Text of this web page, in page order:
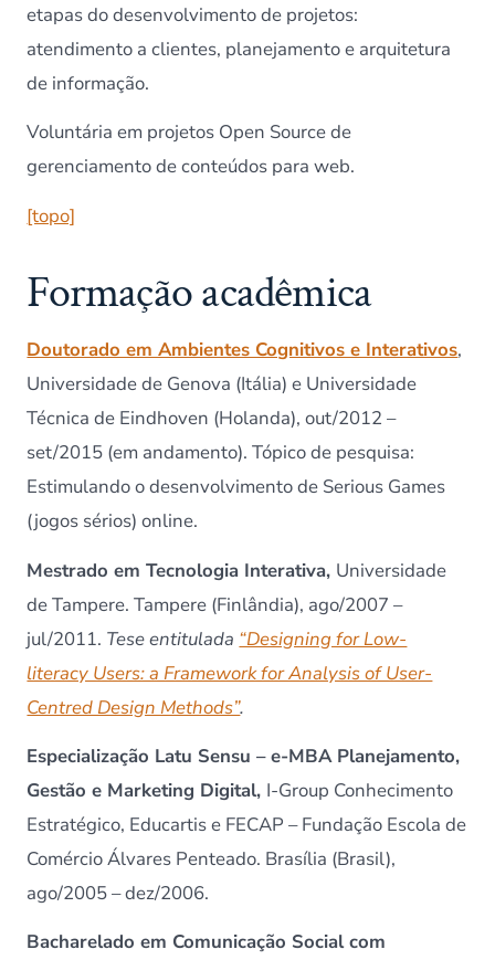
etapas do desenvolvimento de projetos:
atendimento a clientes, planejamento e arquitetura
de informação.
Voluntária em projetos Open Source de
gerenciamento de conteúdos para web.
[topo]
Formação acadêmica
Doutorado em Ambientes Cognitivos e Interativos,
Universidade de Genova (Itália) e Universidade
Técnica de Eindhoven (Holanda), out/2012 –
set/2015 (em andamento). Tópico de pesquisa:
Estimulando o desenvolvimento de Serious Games
(jogos sérios) online.
Mestrado em Tecnologia Interativa, Universidade
de Tampere. Tampere (Finlândia), ago/2007 –
jul/2011. Tese entitulada “Designing for Low-
literacy Users: a Framework for Analysis of User-
Centred Design Methods”.
Especialização Latu Sensu – e-MBA Planejamento,
Gestão e Marketing Digital, I-Group Conhecimento
Estratégico, Educartis e FECAP – Fundação Escola de
Comércio Álvares Penteado. Brasília (Brasil),
ago/2005 – dez/2006.
Bacharelado em Comunicação Social com